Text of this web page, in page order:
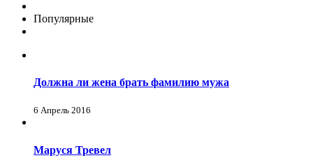
Популярные
Должна ли жена брать фамилию мужа
6 Апрель 2016
Маруся Тревел